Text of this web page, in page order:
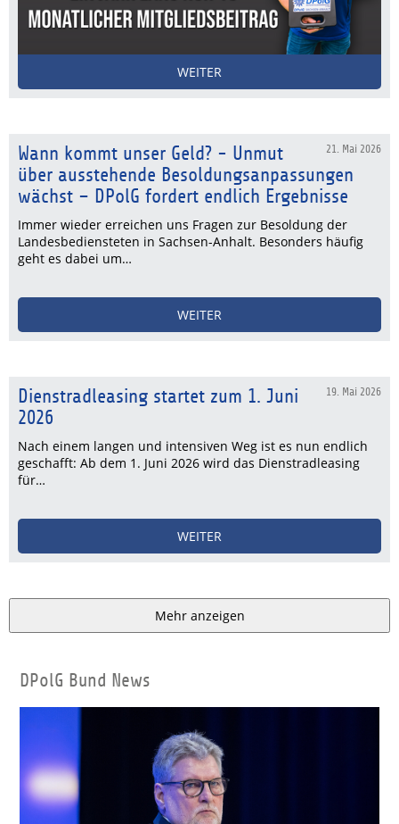
WEITER
21. Mai 2026
Wann kommt unser Geld? - Unmut
über ausstehende Besoldungsanpassungen
wächst – DPolG fordert endlich Ergebnisse
Immer wieder erreichen uns Fragen zur Besoldung der
Landesbediensteten in Sachsen-Anhalt. Besonders häufig
geht es dabei um…
WEITER
19. Mai 2026
Dienstradleasing startet zum 1. Juni
2026
Nach einem langen und intensiven Weg ist es nun endlich
geschafft: Ab dem 1. Juni 2026 wird das Dienstradleasing
für…
WEITER
Mehr anzeigen
DPolG Bund News